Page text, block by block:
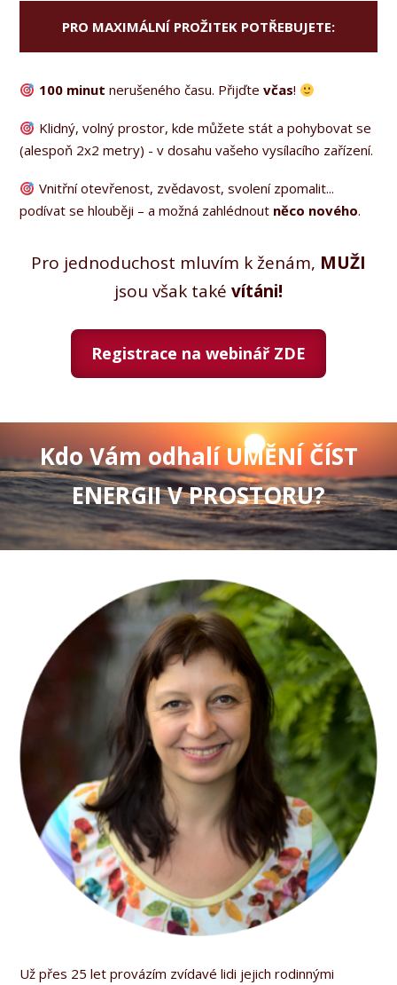
PRO MAXIMÁLNÍ PROŽITEK POTŘEBUJETE:
100 minut nerušeného času. Přijďte včas!
Klidný, volný prostor, kde můžete stát a pohybovat se
(alespoň 2x2 metry) - v dosahu vašeho vysílacího zařízení.
Vnitřní otevřenost, zvědavost, svolení zpomalit...
podívat se hlouběji – a možná zahlédnout něco nového.
Pro jednoduchost mluvím k ženám, MUŽI
jsou však také vítáni!
Registrace na webinář ZDE
Kdo Vám odhalí UMĚNÍ ČÍST
ENERGII V PROSTORU?
Už přes 25 let provázím zvídavé lidi jejich rodinnými